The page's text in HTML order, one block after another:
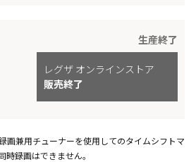
生産終了
レグザ オンラインストア
販売終了
兼用チューナーを使用してのタイムシフトマ
録画はできません。